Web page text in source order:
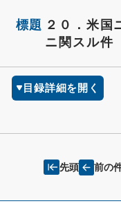
標題 ２０．米国
ニ関スル
目録詳細を開く
先頭 前の